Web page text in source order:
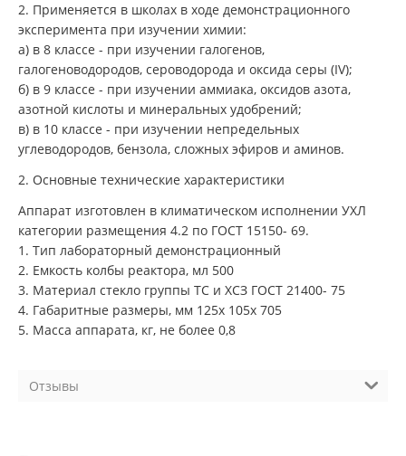
2. Применяется в школах в ходе демонстрационного
эксперимента при изучении химии:
а) в 8 классе - при изучении галогенов,
галогеноводородов, сероводорода и оксида серы (IV);
б) в 9 классе - при изучении аммиака, оксидов азота,
азотной кислоты и минеральных удобрений;
в) в 10 классе - при изучении непредельных
углеводородов, бензола, сложных эфиров и аминов.
2. Основные технические характеристики
Аппарат изготовлен в климатическом исполнении УХЛ
категории размещения 4.2 по ГОСТ 15150- 69.
1. Тип лабораторный демонстрационный
2. Емкость колбы реактора, мл 500
3. Материал стекло группы ТС и ХСЗ ГОСТ 21400- 75
4. Габаритные размеры, мм 125х 105х 705
5. Масса аппарата, кг, не более 0,8
Отзывы